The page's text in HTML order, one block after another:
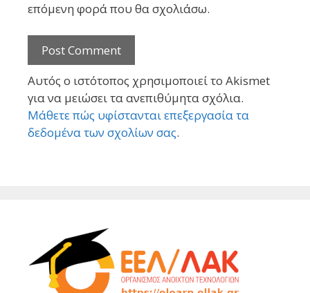
επόμενη φορά που θα σχολιάσω.
Αυτός ο ιστότοπος χρησιμοποιεί το Akismet
για να μειώσει τα ανεπιθύμητα σχόλια.
Μάθετε πώς υφίστανται επεξεργασία τα
δεδομένα των σχολίων σας.